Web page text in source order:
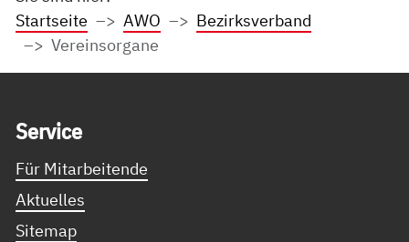
Startseite
AWO
Bezirksverband
Vereinsorgane
Ser­vice
Für Mitarbeitende
Aktuelles
Sitemap